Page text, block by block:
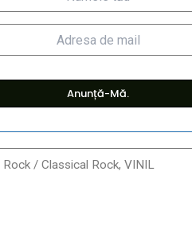
Rock / Classical Rock,VINIL